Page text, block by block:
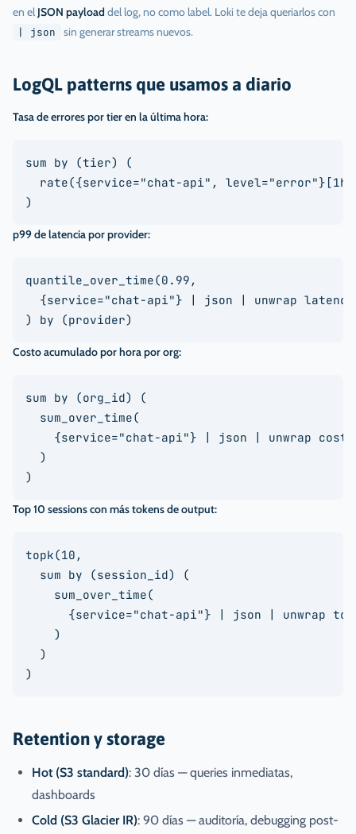
en el JSON payload del log, no como label. Loki te deja queriarlos con
| json sin generar streams nuevos.
LogQL patterns que usamos a diario
Tasa de errores por tier en la última hora:
sum by (tier) (
rate({service="chat-api",
)
p99 de latencia por provider:
quantile_over_time(0.99,
{service="chat-api"} | json | unwrap
) by (provider)
Costo acumulado por hora por org:
sum by (org_id) (
  sum_over_time(
{service="chat-api"} | json | unwrap
  )
)
Top 10 sessions con más tokens de output:
topk(10,
  sum by (session_id) (
    sum_over_time(
{service="chat-api"} | json | unwrap
    )
  )
)
Retention y storage
Hot (S3 standard): 30 días — queries inmediatas,
dashboards
Cold (S3 Glacier IR): 90 días — auditoría, debugging post-